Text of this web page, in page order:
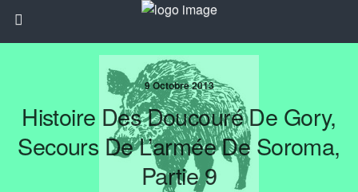
9 Octobre 2013
Histoire Des Doucouré De Gory,
Secours De L’armée De Soroma,
Partie 9